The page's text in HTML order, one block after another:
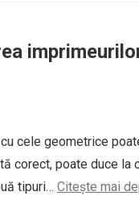
cele geometrice
corect, poate duce la
tipuri… Citește mai